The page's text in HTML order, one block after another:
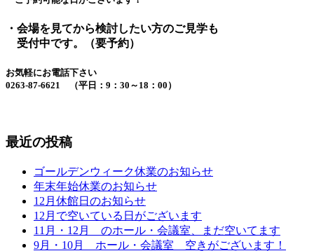
・会場を見てから検討したい方のご見学も
受付中です。（要予約）
お気軽にお電話下さい
0263-87-6621 （平日：9：30～18：00）
最近の投稿
ゴールデンウィーク休業のお知らせ
年末年始休業のお知らせ
12月休館日のお知らせ
12月で空いている日がございます
11月・12月 のホール・会議室、まだ空いてます
9月・10月 ホール・会議室 空きがございます！